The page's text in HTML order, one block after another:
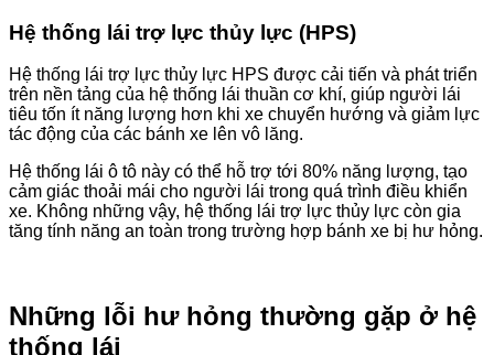
Hệ thống lái trợ lực thủy lực (HPS)
Hệ thống lái trợ lực thủy lực HPS được cải tiến và phát triển
trên nền tảng của hệ thống lái thuần cơ khí, giúp người lái
tiêu tốn ít năng lượng hơn khi xe chuyển hướng và giảm lực
tác động của các bánh xe lên vô lăng.
Hệ thống lái ô tô này có thể hỗ trợ tới 80% năng lượng, tạo
cảm giác thoải mái cho người lái trong quá trình điều khiển
xe. Không những vậy, hệ thống lái trợ lực thủy lực còn gia
tăng tính năng an toàn trong trường hợp bánh xe bị hư hỏng.
Những lỗi hư hỏng thường gặp ở hệ
thống lái